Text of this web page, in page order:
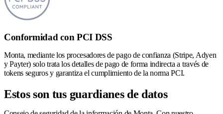
Conformidad con PCI DSS
Monta, mediante los procesadores de pago de confianza (Stripe, Adyen
y Payter) solo trata los detalles de pago de forma indirecta a través de
tokens seguros y garantiza el cumplimiento de la norma PCI.
Estos son tus guardianes de datos